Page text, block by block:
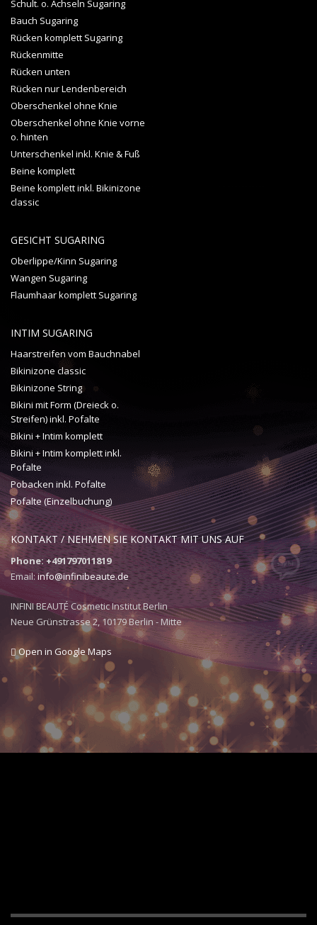
Schult. o. Achseln Sugaring
Bauch Sugaring
Rücken komplett Sugaring
Rückenmitte
Rücken unten
Rücken nur Lendenbereich
Oberschenkel ohne Knie
Oberschenkel ohne Knie vorne
o. hinten
Unterschenkel inkl. Knie & Fuß
Beine komplett
Beine komplett inkl. Bikinizone
classic
GESICHT SUGARING
Oberlippe/Kinn Sugaring
Wangen Sugaring
Flaumhaar komplett Sugaring
INTIM SUGARING
Haarstreifen vom Bauchnabel
Bikinizone classic
Bikinizone String
Bikini mit Form (Dreieck o.
Streifen) inkl. Pofalte
Bikini + Intim komplett
Bikini + Intim komplett inkl.
Pofalte
Pobacken inkl. Pofalte
Pofalte (Einzelbuchung)
KONTAKT / NEHMEN SIE KONTAKT MIT UNS AUF
Phone: +491797011819
Email: info@infinibeaute.de
INFINI BEAUTÉ Cosmetic Institut Berlin
Neue Grünstrasse 2, 10179 Berlin - Mitte
Open in Google Maps